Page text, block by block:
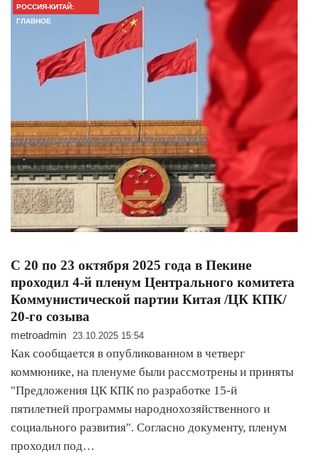
РОССИЯ-КИТАЙ:
ГЛАВНОЕ
С 20 по 23 октября 2025 года в Пекине
проходил 4-й пленум Центрального комитета
Коммунистической партии Китая /ЦК КПК/
20-го созыва
metroadmin 23.10.2025 15:54
Как сообщается в опубликованном в четверг
коммюнике, на пленуме были рассмотрены и приняты
"Предложения ЦК КПК по разработке 15-й
пятилетней программы народнохозяйственного и
социального развития". Согласно документу, пленум
проходил под…